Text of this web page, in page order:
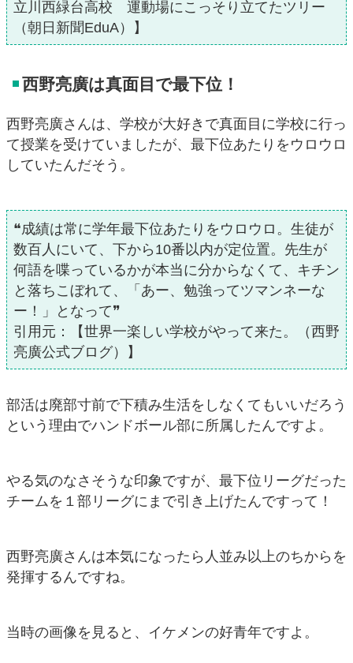
立川西緑台高校 運動場にこっそり立てたツリー
（朝日新聞EduA）】
西野亮廣は真面目で最下位！
西野亮廣さんは、学校が大好きで真面目に学校に行っ
て授業を受けていましたが、最下位あたりをウロウロ
していたんだそう。
❝成績は常に学年最下位あたりをウロウロ。生徒が
数百人にいて、下から10番以内が定位置。先生が
何語を喋っているかが本当に分からなくて、キチン
と落ちこぼれて、「あー、勉強ってツマンネーな
ー！」となって❞
引用元：【世界一楽しい学校がやって来た。（西野
亮廣公式ブログ）】
部活は廃部寸前で下積み生活をしなくてもいいだろう
という理由でハンドボール部に所属したんですよ。
やる気のなさそうな印象ですが、最下位リーグだった
チームを１部リーグにまで引き上げたんですって！
西野亮廣さんは本気になったら人並み以上のちからを
発揮するんですね。
当時の画像を見ると、イケメンの好青年ですよ。